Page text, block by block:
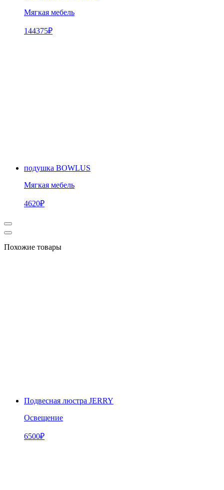
Мягкая мебель
144375₽
подушка BOWLUS
Мягкая мебель
4620₽
Похожие товары
Подвесная люстра JERRY
Освещение
6500₽